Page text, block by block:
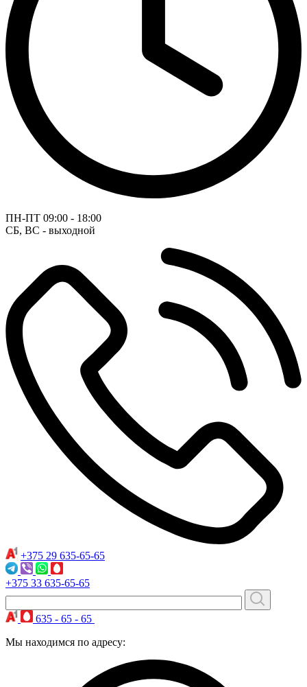
ПН-ПТ 09:00 - 18:00
СБ, ВС - выходной
+375 29 635-65-65
+375 33 635-65-65
635 - 65 - 65
Мы находимся по адресу: